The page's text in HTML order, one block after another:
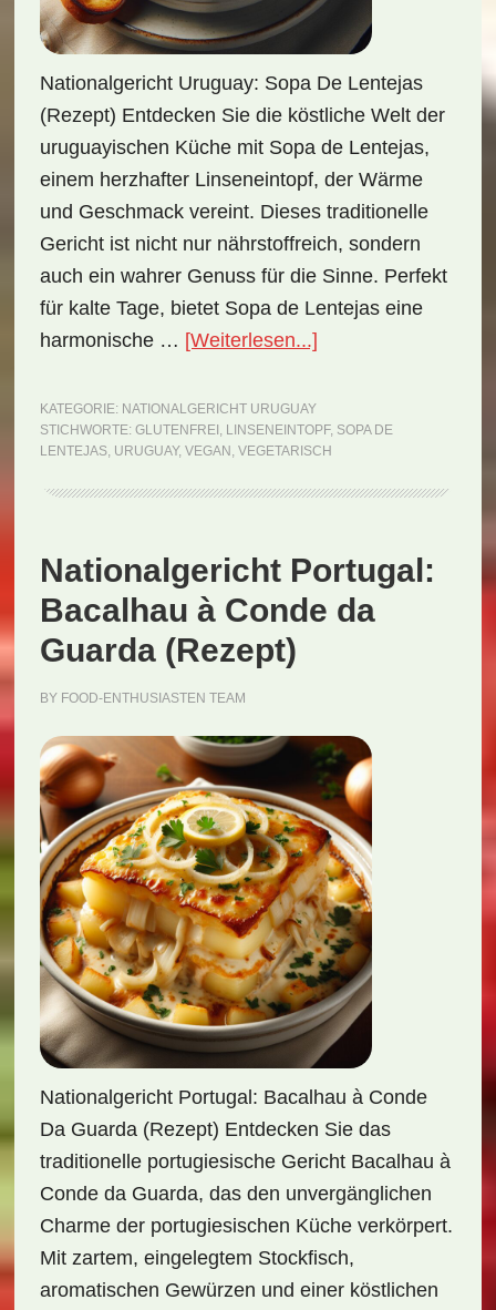
Nationalgericht Uruguay: Sopa De Lentejas
(Rezept) Entdecken Sie die köstliche Welt der
uruguayischen Küche mit Sopa de Lentejas,
einem herzhafter Linseneintopf, der Wärme
und Geschmack vereint. Dieses traditionelle
Gericht ist nicht nur nährstoffreich, sondern
auch ein wahrer Genuss für die Sinne. Perfekt
für kalte Tage, bietet Sopa de Lentejas eine
harmonische … [Weiterlesen...]ÜberNationalgericht
Sopa
de
(Rezept)
KATEGORIE: NATIONALGERICHT URUGUAY
STICHWORTE: GLUTENFREI , LINSENEINTOPF, SOPA DE
LENTEJAS, URUGUAY, VEGAN , VEGETARISCH
Nationalgericht Portugal:
Bacalhau à Conde da
Guarda (Rezept)
BY FOOD-ENTHUSIASTEN TEAM
Nationalgericht Portugal: Bacalhau à Conde
Da Guarda (Rezept) Entdecken Sie das
traditionelle portugiesische Gericht Bacalhau à
Conde da Guarda, das den unvergänglichen
Charme der portugiesischen Küche verkörpert.
Mit zartem, eingelegtem Stockfisch,
aromatischen Gewürzen und einer köstlichen